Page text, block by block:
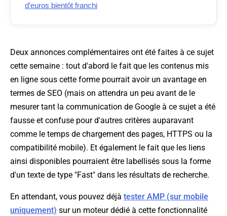
d’euros bientôt franchi
Deux annonces complémentaires ont été faites à ce sujet
cette semaine : tout d'abord le fait que les contenus mis
en ligne sous cette forme pourrait avoir un avantage en
termes de SEO (mais on attendra un peu avant de le
mesurer tant la communication de Google à ce sujet a été
fausse et confuse pour d'autres critères auparavant
comme le temps de chargement des pages, HTTPS ou la
compatibilité mobile). Et également le fait que les liens
ainsi disponibles pourraient être labellisés sous la forme
d'un texte de type "Fast" dans les résultats de recherche.
En attendant, vous pouvez déjà tester AMP (sur mobile
uniquement) sur un moteur dédié à cette fonctionnalité